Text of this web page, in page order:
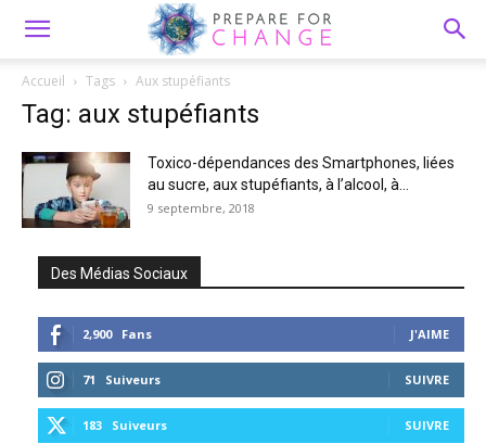
Accueil Tags Aux stupéfiants
Tag: aux stupéfiants
Toxico-dépendances des Smartphones, liées
au sucre, aux stupéfiants, à l’alcool, à...
9 septembre, 2018
Des Médias Sociaux
2,900 Fans J'AIME
71 Suiveurs SUIVRE
183 Suiveurs SUIVRE